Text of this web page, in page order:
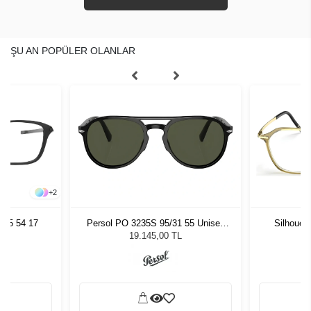
ŞU AN POPÜLER OLANLAR
+2
54 17
Persol PO 3235S 95/31 55 Unisex
Güneş Gözlüğü
19.145,00 TL